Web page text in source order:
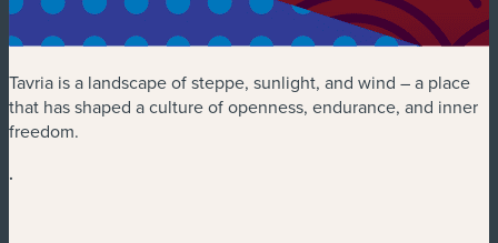
Tavria is a landscape of steppe, sunlight, and wind – a place
that has shaped a culture of openness, endurance, and inner
freedom.
.